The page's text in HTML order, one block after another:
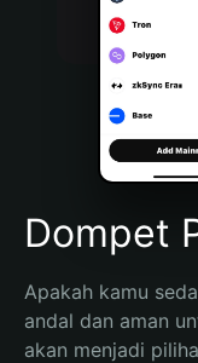
Português (Brasil)
Español (Argentina)
Dompet
Apakah kamu
andal dan aman
akan menjadi